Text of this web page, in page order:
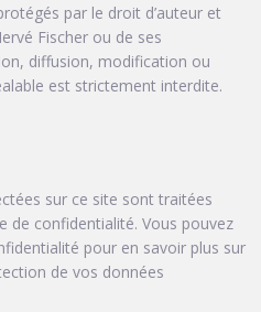
par le droit d’auteur et
Fischer ou de ses
diffusion, modification ou
est strictement interdite.
sur ce site sont traitées
confidentialité. Vous pouvez
pour en savoir plus sur
de vos données